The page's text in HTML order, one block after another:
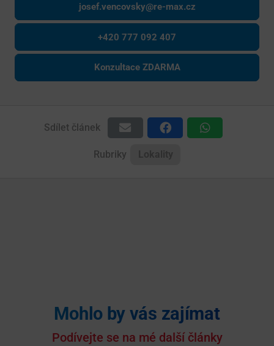
josef.vencovsky@re-max.cz
+420 777 092 407
Konzultace ZDARMA
Sdílet článek
Rubriky
Mohlo by vás zajímat
Podívejte se na mé další články